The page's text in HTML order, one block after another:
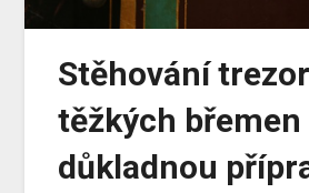
Stěhování
těžkých
důkladnou